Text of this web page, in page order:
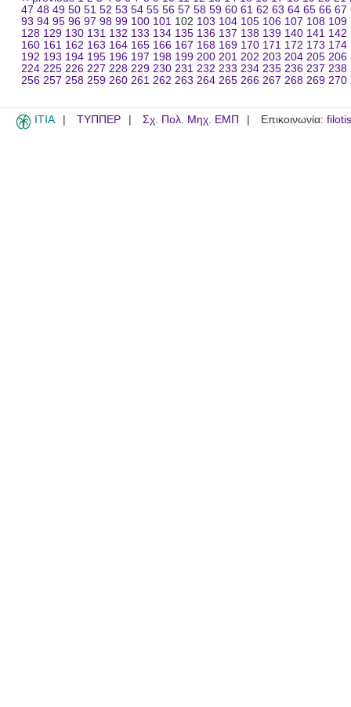
47 48 49 50 51 52 53 54 55 56 57 58 59 60 61 62 63 64 65 66 67
93 94 95 96 97 98 99 100 101 102 103 104 105 106 107 108 109
128 129 130 131 132 133 134 135 136 137 138 139 140 141 142
160 161 162 163 164 165 166 167 168 169 170 171 172 173 174
192 193 194 195 196 197 198 199 200 201 202 203 204 205 206
224 225 226 227 228 229 230 231 232 233 234 235 236 237 238
256 257 258 259 260 261 262 263 264 265 266 267 268 269 270
ITIA ΤΥΠΠΕΡ Σχ. Πολ. Μηχ. ΕΜΠ Επικοινωνία: